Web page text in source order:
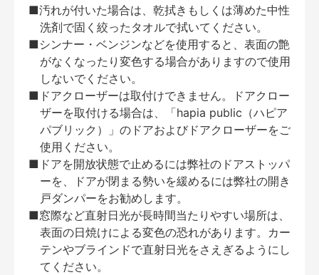
■汚れが付いた場合は、乾拭きもしくは薄めた中性
洗剤で固く絞ったタオルで拭いてください。
■シンナー・ベンジンなどを使用すると、表面の艶
がなくなったり変色する場合がありますので使用
しないでください。
■ドアクローザーは取付けできません。ドアクロー
ザーを取付ける場合は、「hapia public（ハピア
パブリック）」のドアおよびドアクローザーをご
使用ください。
■ドアを開放状態で止めるには弊社のドアストッパ
ーを、ドアが閉まる勢いを緩めるには弊社の開き
戸ダンパーをお勧めします。
■窓際など直射日光が長時間当たりやすい場所は、
表面の日焼けによる変色の恐れがあります。カー
テンやブラインドで直射日光をさえぎるようにし
てください。